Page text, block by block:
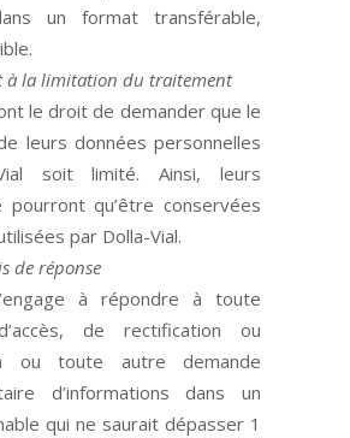
un format transférable,
à la limitation du traitement
le droit de demander que le
leurs données personnelles
soit limité. Ainsi, leurs
pourront qu’être conservées
par Dolla-Vial.
de réponse
à répondre à toute
de rectification ou
ou toute autre demande
d’informations dans un
qui ne saurait dépasser 1